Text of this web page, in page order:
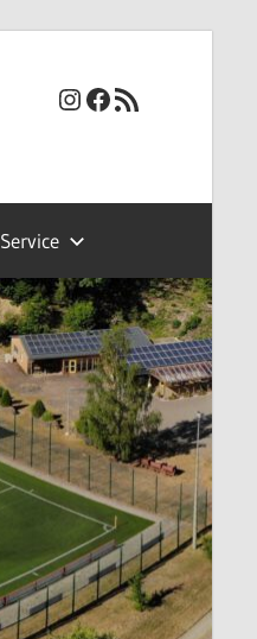
Instagram
Facebook
RSS-Feed
Service